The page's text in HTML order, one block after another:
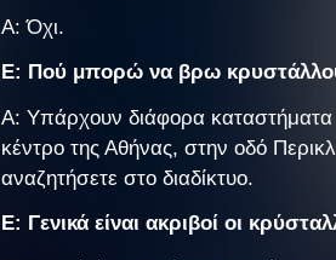
Α: Όχι.
Ε: Πού μπορώ να βρω
Α: Υπάρχουν διάφορα καταστήματα
κέντρο της Αθήνας, στην οδό
αναζητήσετε στο διαδίκτυο.
Ε: Γενικά είναι ακριβοί οι